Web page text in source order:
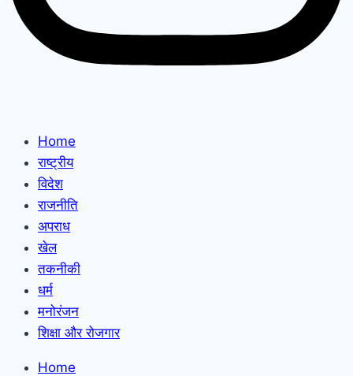
Home
राष्ट्रीय
विदेश
राजनीति
अपराध
खेल
तकनीकी
धर्म
मनोरंजन
शिक्षा और रोजगार
Home